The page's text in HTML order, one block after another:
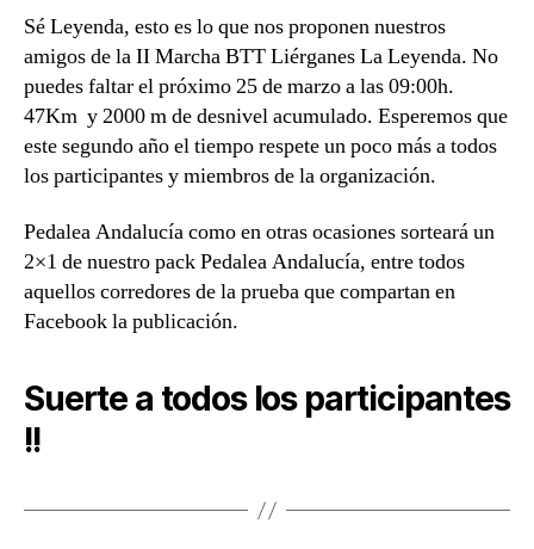
a
Sé Leyenda, esto es lo que nos proponen nuestros
amigos de la II Marcha BTT Liérganes La Leyenda. No
puedes faltar el próximo 25 de marzo a las 09:00h.
47Km y 2000 m de desnivel acumulado. Esperemos que
este segundo año el tiempo respete un poco más a todos
los participantes y miembros de la organización.
Pedalea Andalucía como en otras ocasiones sorteará un
2×1 de nuestro pack Pedalea Andalucía, entre todos
aquellos corredores de la prueba que compartan en
Facebook la publicación.
Suerte a todos los participantes
!!